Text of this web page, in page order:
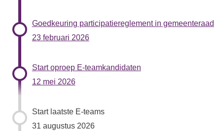
Goedkeuring participatiereglement in gemeenteraad
23 februari 2026
Start oproep E-teamkandidaten
12 mei 2026
Start laatste E-teams
31 augustus 2026